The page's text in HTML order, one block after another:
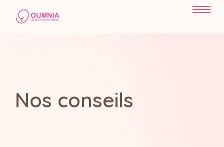
Nos conseils